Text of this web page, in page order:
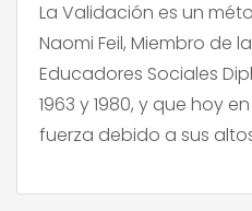
La Validación es un
Naomi Feil, Miembro de
Educadores Sociales
1963 y 1980, y que hoy
fuerza debido a sus
Alzheimer. Desde